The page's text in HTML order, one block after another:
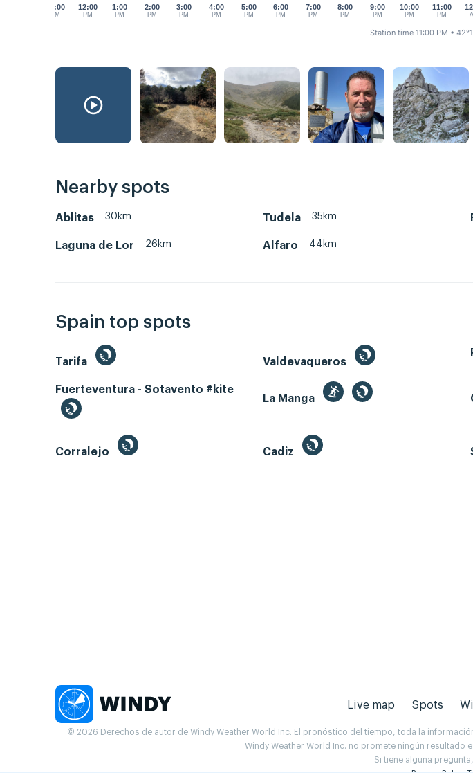
11:00
AM
12:00
PM
1:00
PM
2:00
PM
3:00
PM
4:00
PM
5:00
PM
6:00
PM
7:00
PM
8:00
PM
9:00
PM
10:00
PM
11:00
PM
Station time 11:00 PM •
Nearby spots
Ablitas 30km Tudela 35km
Laguna de Lor 26km Alfaro 44km
Spain top spots
Tarifa Valdevaqueros
Fuerteventura - Sotavento #kite
La Manga
Corralejo Cadiz
Live map Spots
© 2026 Derechos de autor de Windy Weather World Inc. El pronóstico del tiempo, toda la
Windy Weather World Inc. no promete ningún
Si tiene alguna pregunta,